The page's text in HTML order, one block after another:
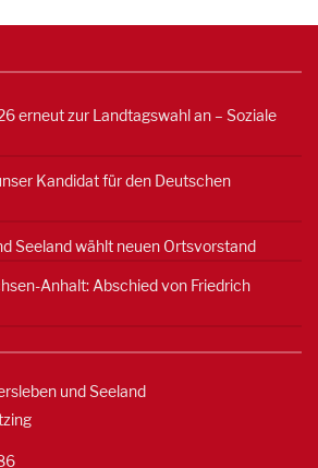
erneut zur Landtagswahl an – Soziale
Kandidat für den Deutschen
Seeland wählt neuen Ortsvorstand
Anhalt: Abschied von Friedrich
und Seeland